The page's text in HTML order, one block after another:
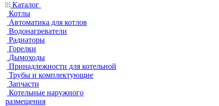
Каталог
Котлы
Автоматика для котлов
Водонагреватели
Радиаторы
Горелки
Дымоходы
Принадлежности для котельной
Трубы и комплектующие
Запчасти
Котельные наружного
размещения